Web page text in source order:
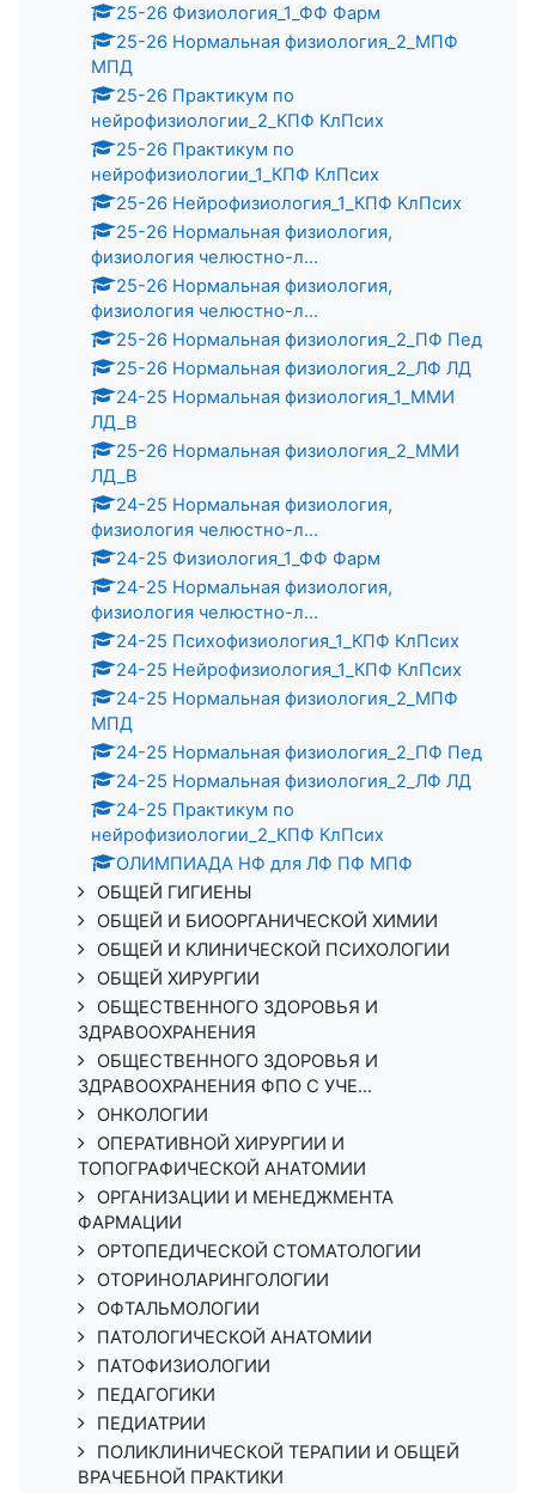
25-26 Физиология_1_ФФ Фарм
25-26 Нормальная физиология_2_МПФ
МПД
25-26 Практикум по
нейрофизиологии_2_КПФ КлПсих
25-26 Практикум по
нейрофизиологии_1_КПФ КлПсих
25-26 Нейрофизиология_1_КПФ КлПсих
25-26 Нормальная физиология,
физиология челюстно-л...
25-26 Нормальная физиология,
физиология челюстно-л...
25-26 Нормальная физиология_2_ПФ Пед
25-26 Нормальная физиология_2_ЛФ ЛД
24-25 Нормальная физиология_1_ММИ
ЛД_В
25-26 Нормальная физиология_2_ММИ
ЛД_В
24-25 Нормальная физиология,
физиология челюстно-л...
24-25 Физиология_1_ФФ Фарм
24-25 Нормальная физиология,
физиология челюстно-л...
24-25 Психофизиология_1_КПФ КлПсих
24-25 Нейрофизиология_1_КПФ КлПсих
24-25 Нормальная физиология_2_МПФ
МПД
24-25 Нормальная физиология_2_ПФ Пед
24-25 Нормальная физиология_2_ЛФ ЛД
24-25 Практикум по
нейрофизиологии_2_КПФ КлПсих
ОЛИМПИАДА НФ для ЛФ ПФ МПФ
ОБЩЕЙ ГИГИЕНЫ
ОБЩЕЙ И БИООРГАНИЧЕСКОЙ ХИМИИ
ОБЩЕЙ И КЛИНИЧЕСКОЙ ПСИХОЛОГИИ
ОБЩЕЙ ХИРУРГИИ
ОБЩЕСТВЕННОГО ЗДОРОВЬЯ И
ЗДРАВООХРАНЕНИЯ
ОБЩЕСТВЕННОГО ЗДОРОВЬЯ И
ЗДРАВООХРАНЕНИЯ ФПО С УЧЕ...
ОНКОЛОГИИ
ОПЕРАТИВНОЙ ХИРУРГИИ И
ТОПОГРАФИЧЕСКОЙ АНАТОМИИ
ОРГАНИЗАЦИИ И МЕНЕДЖМЕНТА
ФАРМАЦИИ
ОРТОПЕДИЧЕСКОЙ СТОМАТОЛОГИИ
ОТОРИНОЛАРИНГОЛОГИИ
ОФТАЛЬМОЛОГИИ
ПАТОЛОГИЧЕСКОЙ АНАТОМИИ
ПАТОФИЗИОЛОГИИ
ПЕДАГОГИКИ
ПЕДИАТРИИ
ПОЛИКЛИНИЧЕСКОЙ ТЕРАПИИ И ОБЩЕЙ
ВРАЧЕБНОЙ ПРАКТИКИ